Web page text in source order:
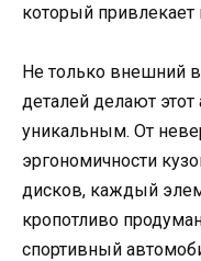
который
Не только внешний
деталей делают
уникальным. От
эргономичности
дисков, каждый
кропотливо
спортивный